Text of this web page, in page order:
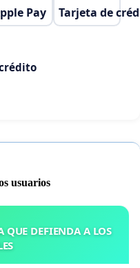
Pay Tarjeta de
usuarios
QUE DEFIENDA A LOS